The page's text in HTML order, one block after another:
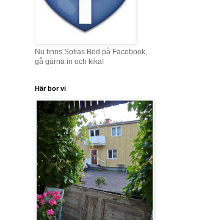
Nu finns Sofias Bod på Facebook,
gå gärna in och kika!
Här bor vi